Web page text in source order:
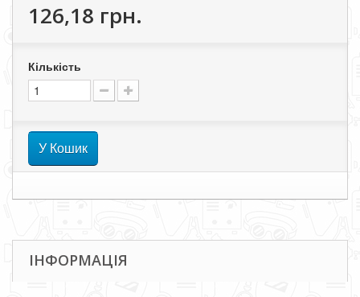
126,18 грн.
Кількість
У Кошик
ІНФОРМАЦІЯ